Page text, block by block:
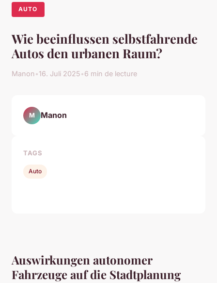
AUTO
Wie beeinflussen selbstfahrende
Autos den urbanen Raum?
Manon•16. Juli 2025•6 min de lecture
Auswirkungen autonomer
Fahrzeuge auf die Stadtplanung
M Manon
TAGS
Auto